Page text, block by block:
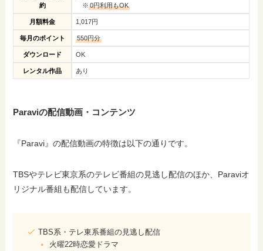
約
※ 0円利用もOK
月額料金 1,017円
毎月のポイント 550円分
ダウンロード OK
レンタル作品 あり
Paraviの配信動画・コンテンツ
『Paravi』の配信動画の特徴は以下の通りです。
TBSやテレビ東京系のテレビ番組の見逃し配信のほか、Paraviオ
リジナル番組も配信しています。
TBS系・テレ東系番組の見逃し配信
火曜22時恋愛ドラマ